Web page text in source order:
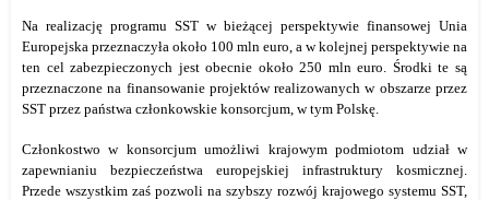
Na realizację programu SST w bieżącej perspektywie finansowej Unia
Europejska przeznaczyła około 100 mln euro, a w kolejnej perspektywie na
ten cel zabezpieczonych jest obecnie około 250 mln euro. Środki te są
przeznaczone na finansowanie projektów realizowanych w obszarze przez
SST przez państwa członkowskie konsorcjum, w tym Polskę.
Członkostwo w konsorcjum umożliwi krajowym podmiotom udział w
zapewnianiu bezpieczeństwa europejskiej infrastruktury kosmicznej.
Przede wszystkim zaś pozwoli na szybszy rozwój krajowego systemu SST,